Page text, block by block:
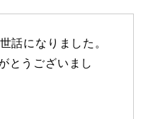
話になりました。
とうございまし